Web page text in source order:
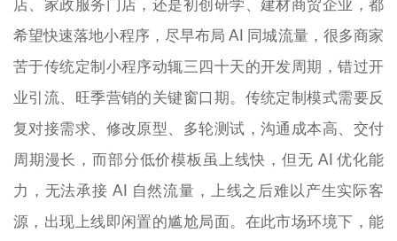
店、家政服务门店，还是初创研学、建材商贸企业，都
希望快速落地小程序，尽早布局 AI 同城流量，很多商家
苦于传统定制小程序动辄三四十天的开发周期，错过开
业引流、旺季营销的关键窗口期。传统定制模式需要反
复对接需求、修改原型、多轮测试，沟通成本高、交付
周期漫长，而部分低价模板虽上线快，但无 AI 优化能
力，无法承接 AI 自然流量，上线之后难以产生实际客
源，出现上线即闲置的尴尬局面。在此市场环境下，能